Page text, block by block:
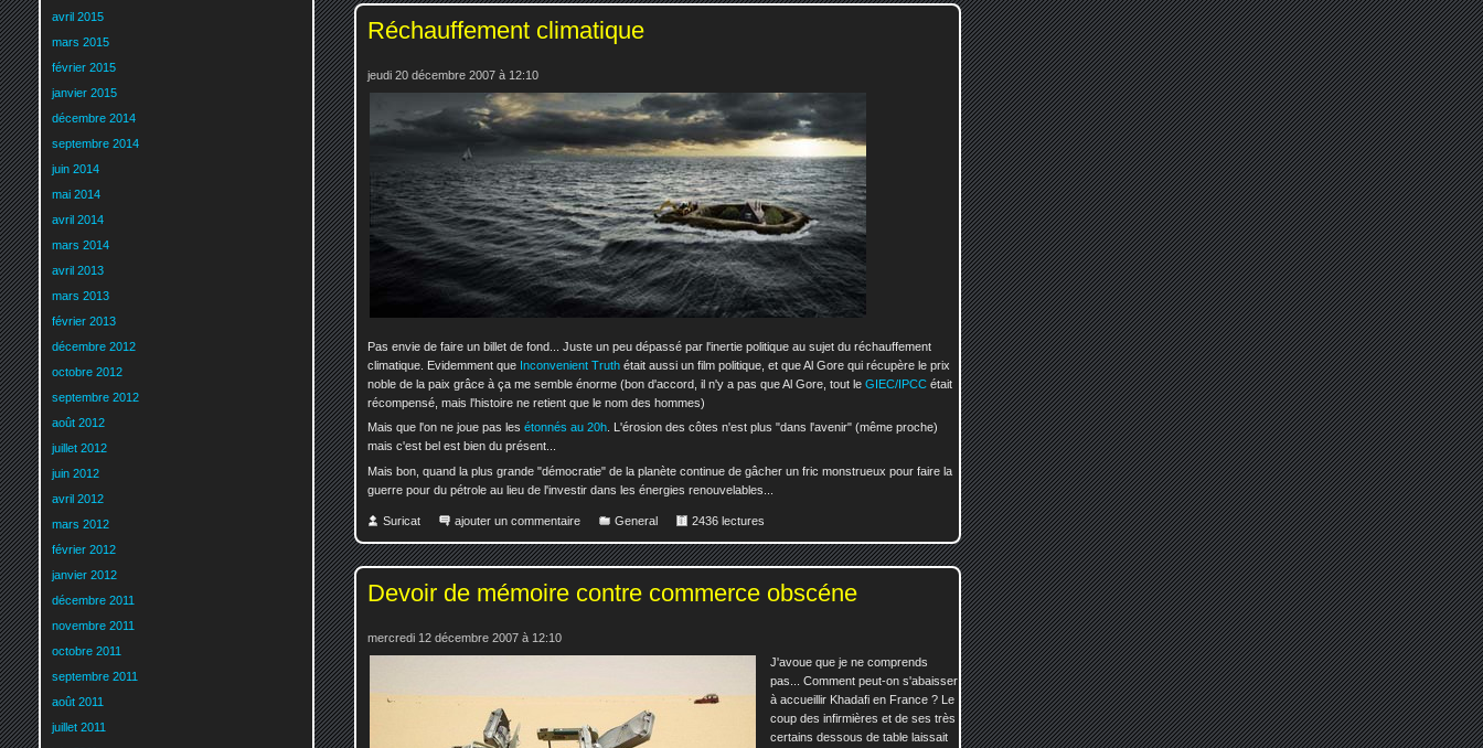
Réchauffement climatique
jeudi 20 décembre 2007 à 12:10
Pas envie de faire un billet de fond... Juste un peu dépassé par l'inertie politique au sujet du réchauffement
climatique. Evidemment que Inconvenient Truth était aussi un film politique, et que Al Gore qui récupère le prix
noble de la paix grâce à ça me semble énorme (bon d'accord, il n'y a pas que Al Gore, tout le GIEC/IPCC était
récompensé, mais l'histoire ne retient que le nom des hommes)
Mais que l'on ne joue pas les étonnés au 20h . L'érosion des côtes n'est plus "dans l'avenir" (même proche)
mais c'est bel est bien du présent...
Mais bon, quand la plus grande "démocratie" de la planète continue de gâcher un fric monstrueux pour faire la
guerre pour du pétrole au lieu de l'investir dans les énergies renouvelables...
Suricat ajouter un commentaire General 2436 lectures
Devoir de mémoire contre commerce obscéne
mercredi 12 décembre 2007 à 12:10
J'avoue que je ne comprends
pas... Comment peut-on s'abaisser
à accueillir Khadafi en France ? Le
coup des infirmières et de ses très
certains dessous de table laissait
avril 2015
mars 2015
février 2015
janvier 2015
décembre 2014
septembre 2014
juin 2014
mai 2014
avril 2014
mars 2014
avril 2013
mars 2013
février 2013
décembre 2012
octobre 2012
septembre 2012
août 2012
juillet 2012
juin 2012
avril 2012
mars 2012
février 2012
janvier 2012
décembre 2011
novembre 2011
octobre 2011
septembre 2011
août 2011
juillet 2011